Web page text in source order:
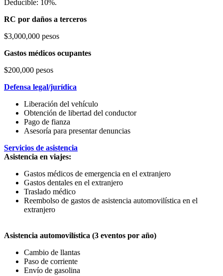
Deducible: 10%.
RC por daños a terceros
$3,000,000 pesos
Gastos médicos ocupantes
$200,000 pesos
Defensa legal/jurídica
Liberación del vehículo
Obtención de libertad del conductor
Pago de fianza
Asesoría para presentar denuncias
Servicios de asistencia
Asistencia en viajes:
Gastos médicos de emergencia en el extranjero
Gastos dentales en el extranjero
Traslado médico
Reembolso de gastos de asistencia automovilística en el
extranjero
Asistencia automovilística (3 eventos por año)
Cambio de llantas
Paso de corriente
Envío de gasolina